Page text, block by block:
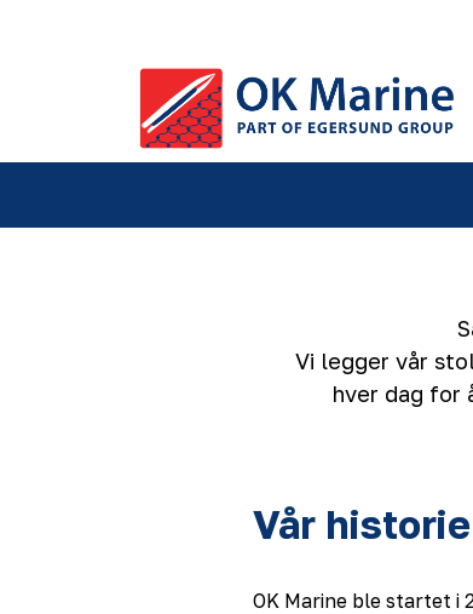
Vi legger vår
hver dag for
Vår historie
OK Marine ble startet i